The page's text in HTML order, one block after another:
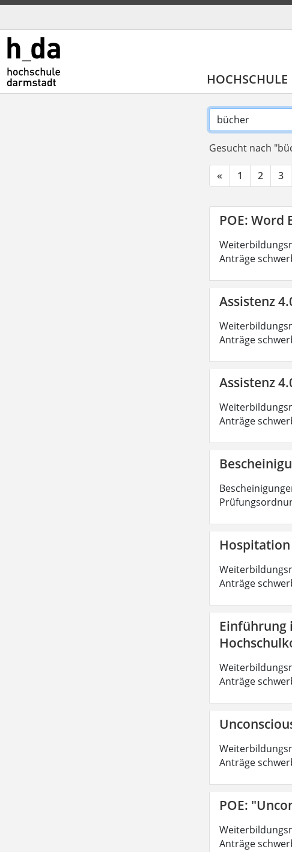
HOCHSCHULE
Gesucht nach
« 1 2 3
POE: Word
Anträge
Assistenz
Anträge
Assistenz
Anträge
Anträge
Einführung
Anträge
Anträge
POE:
Anträge